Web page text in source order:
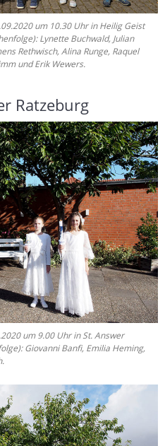
um 10.30 Uhr in Heilig Geist
Lynette Buchwald, Julian
Rethwisch, Alina Runge, Raquel
und Erik Wewers.
Ratzeburg
um 9.00 Uhr in St. Answer
Giovanni Banfi, Emilia Heming,